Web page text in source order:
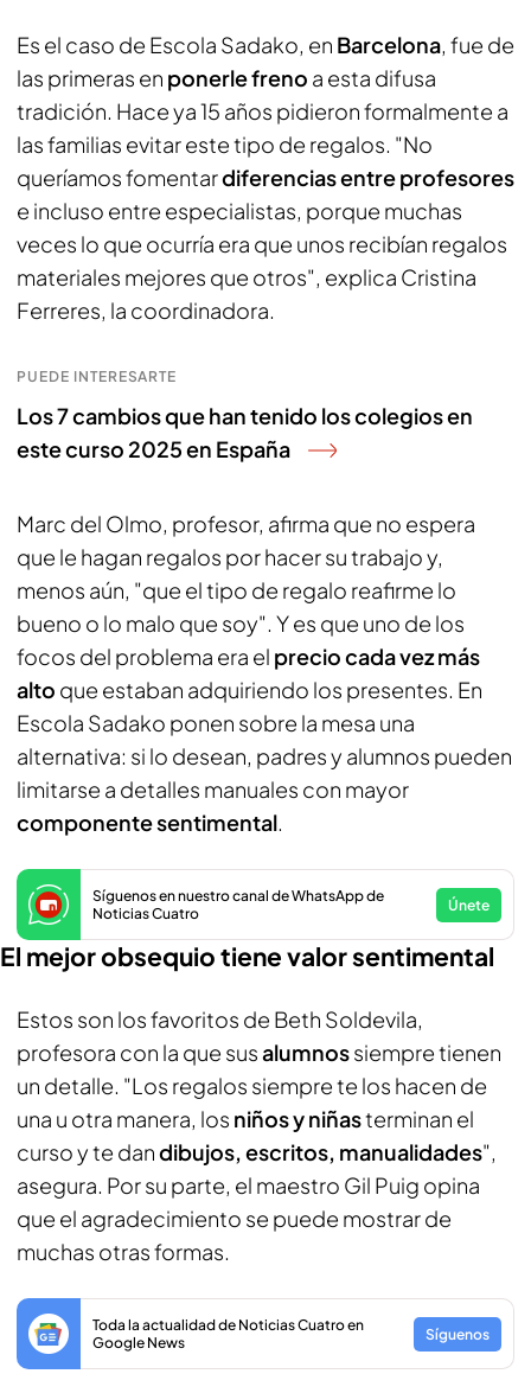
Es el caso de Escola Sadako, en Barcelona, fue de
las primeras en ponerle freno a esta difusa
tradición. Hace ya 15 años pidieron formalmente a
las familias evitar este tipo de regalos. "No
queríamos fomentardiferencias entre profesores
e incluso entre especialistas, porque muchas
veces lo que ocurría era que unos recibían regalos
materiales mejores que otros", explica Cristina
Ferreres, la coordinadora.
PUEDE INTERESARTE
Los 7 cambios que han tenido los colegios en
este curso 2025 en España
Marc del Olmo, profesor, afirma que no espera
que le hagan regalos por hacer su trabajo y,
menos aún, "que el tipo de regalo reafirme lo
bueno o lo malo que soy". Y es que uno de los
focos del problema era el precio cada vez más
alto que estaban adquiriendo los presentes. En
Escola Sadako ponen sobre la mesa una
alternativa: si lo desean, padres y alumnos pueden
limitarse a detalles manuales con mayor
componente sentimental.
Síguenos en nuestro canal de WhatsApp de
Noticias Cuatro
Únete
El mejor obsequio tiene valor sentimental
Estos son los favoritos de Beth Soldevila,
profesora con la que susalumnossiempre tienen
un detalle. "Los regalos siempre te los hacen de
una u otra manera, los niños y niñasterminan el
curso y te dandibujos, escritos, manualidades",
asegura. Por su parte, el maestro Gil Puig opina
que el agradecimiento se puede mostrar de
muchas otras formas.
Toda la actualidad de Noticias Cuatro en
Google News
Síguenos